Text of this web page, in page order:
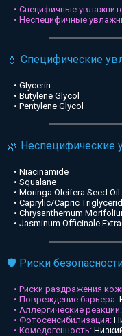
• Специфичные
• Неспецифичные
💧 Специфические
• Glycerin
• Butylene Glycol
• Pentylene Glycol
🌿 Неспецифические
• Niacinamide
• Squalane
• Moringa Oleifera Seed Oil
• Caprylic/Capric
• Chrysanthemum
• Jasminum Officinale
🛡️ Риски безопасности
• Риски раздражения
• Повреждение барьера:
• Аллергические реакции:
• Фотосенсибилизация:
• Комедогенность: